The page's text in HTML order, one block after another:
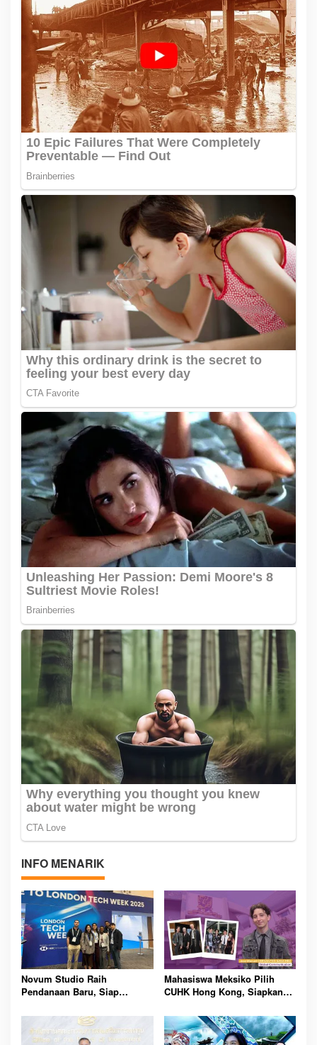
INFO MENARIK
Novum Studio Raih
Pendanaan Baru, Siap
Platform AI Ahoy Project
Global
Mahasiswa Meksiko Pilih
CUHK Hong Kong, Siapkan
Beasiswa Internasional
Bergengsi